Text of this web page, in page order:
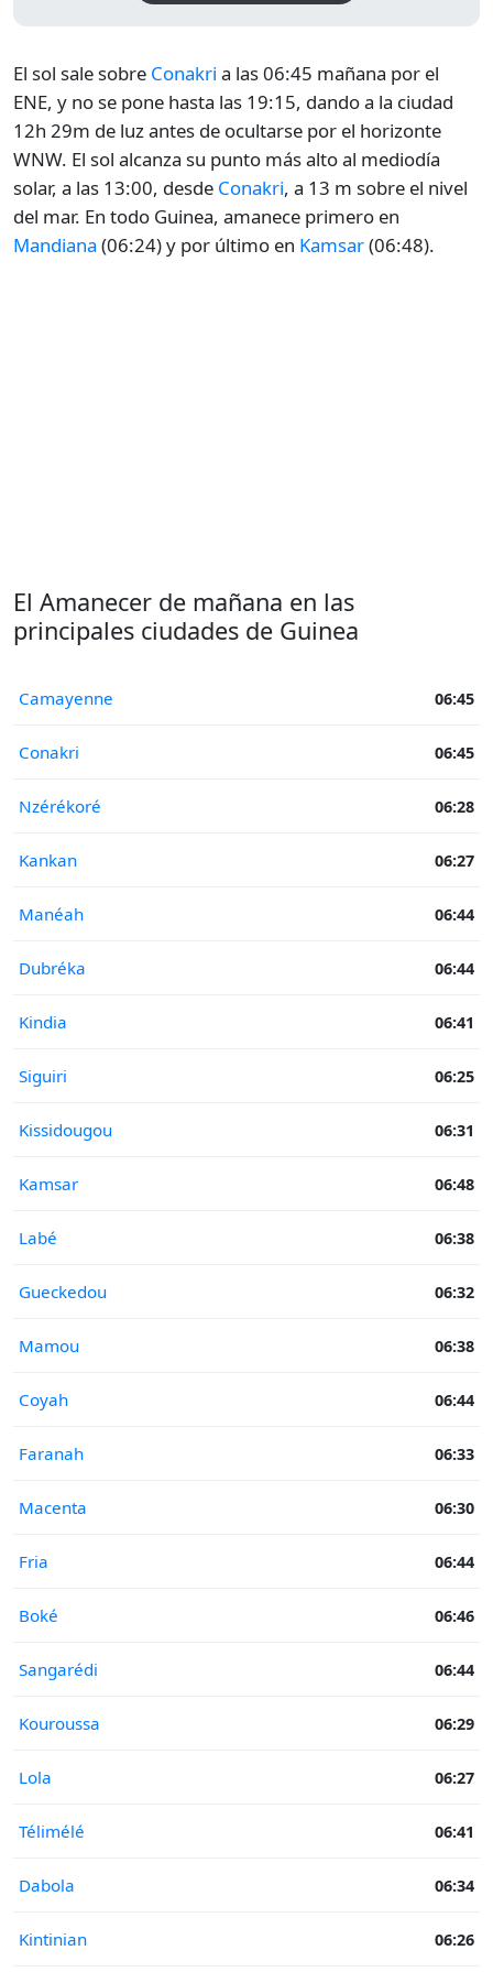
El sol sale sobre Conakri a las 06:45 mañana por el
ENE, y no se pone hasta las 19:15, dando a la ciudad
12h 29m de luz antes de ocultarse por el horizonte
WNW. El sol alcanza su punto más alto al mediodía
solar, a las 13:00, desde Conakri, a 13 m sobre el nivel
del mar. En todo Guinea, amanece primero en
Mandiana (06:24) y por último en Kamsar(06:48).
El Amanecer de mañana en las
principales ciudades de Guinea
Camayenne 06:45
Conakri 06:45
Nzérékoré 06:28
Kankan 06:27
Manéah 06:44
Dubréka 06:44
Kindia 06:41
Siguiri 06:25
Kissidougou 06:31
Kamsar 06:48
Labé 06:38
Gueckedou 06:32
Mamou 06:38
Coyah 06:44
Faranah 06:33
Macenta 06:30
Fria 06:44
Boké 06:46
Sangarédi 06:44
Kouroussa 06:29
Lola 06:27
Télimélé 06:41
Dabola 06:34
Kintinian 06:26